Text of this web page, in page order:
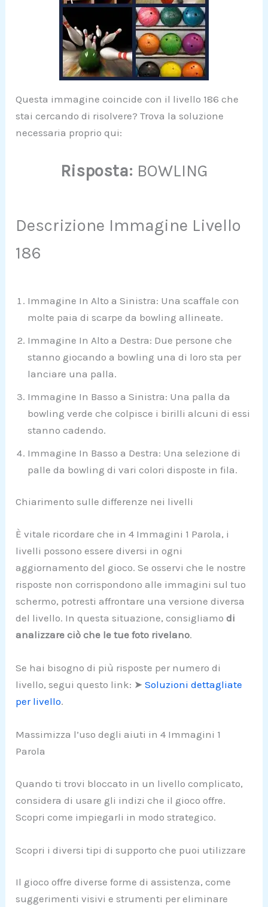
Questa immagine coincide con il livello 186 che
stai cercando di risolvere? Trova la soluzione
necessaria proprio qui:
Risposta: BOWLING
Descrizione Immagine Livello
186
Immagine In Alto a Sinistra: Una scaffale con
molte paia di scarpe da bowling allineate.
Immagine In Alto a Destra: Due persone che
stanno giocando a bowling una di loro sta per
lanciare una palla.
Immagine In Basso a Sinistra: Una palla da
bowling verde che colpisce i birilli alcuni di essi
stanno cadendo.
Immagine In Basso a Destra: Una selezione di
palle da bowling di vari colori disposte in fila.
Chiarimento sulle differenze nei livelli
È vitale ricordare che in 4 Immagini 1 Parola, i
livelli possono essere diversi in ogni
aggiornamento del gioco. Se osservi che le nostre
risposte non corrispondono alle immagini sul tuo
schermo, potresti affrontare una versione diversa
del livello. In questa situazione, consigliamodi
analizzare ciò che le tue foto rivelano.
Se hai bisogno di più risposte per numero di
livello, segui questo link: ➤Soluzioni dettagliate
per livello.
Massimizza l’uso degli aiuti in 4 Immagini 1
Parola
Quando ti trovi bloccato in un livello complicato,
considera di usare gli indizi che il gioco offre.
Scopri come impiegarli in modo strategico.
Scopri i diversi tipi di supporto che puoi utilizzare
Il gioco offre diverse forme di assistenza, come
suggerimenti visivi e strumenti per eliminare